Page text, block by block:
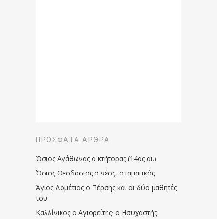
ΠΡΌΣΦΑΤΑ ΆΡΘΡΑ
Όσιος Αγάθωνας ο κτήτορας (14ος αι.)
Όσιος Θεοδόσιος ο νέος, ο ιαματικός
Άγιος Δομέτιος ο Πέρσης και οι δύο μαθητές
του
Καλλίνικος ο Αγιορείτης · ο Ησυχαστής